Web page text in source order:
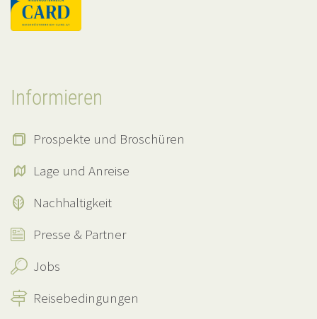
Informieren
Prospekte und Broschüren
Lage und Anreise
Nachhaltigkeit
Presse & Partner
Jobs
Reisebedingungen